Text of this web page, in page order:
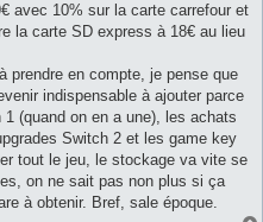
avec 10% sur la carte carrefour et
la carte SD express à 18€ au lieu
prendre en compte, je pense que
indispensable à ajouter parce
(quand on en a une), les achats
Switch 2 et les game key
tout le jeu, le stockage va vite se
on ne sait pas non plus si ça
à obtenir. Bref, sale époque.